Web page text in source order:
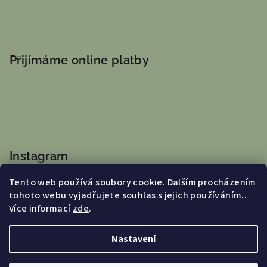
Tento web používá soubory cookie. Dalším procházením
tohoto webu vyjadřujete souhlas s jejich používáním..
Více informacízde.
Nastavení
Přijímáme online platby
Instagram
Sledovat na Instagramu